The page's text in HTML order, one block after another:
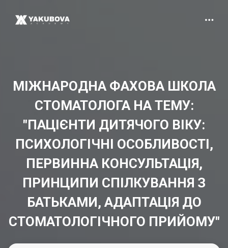
МІЖНАРОДНА ФАХОВА ШКОЛА
СТОМАТОЛОГА НА ТЕМУ:
"ПАЦІЄНТИ ДИТЯЧОГО ВІКУ:
ПСИХОЛОГІЧНІ ОСОБЛИВОСТІ,
ПЕРВИННА КОНСУЛЬТАЦІЯ,
ПРИНЦИПИ СПІЛКУВАННЯ З
БАТЬКАМИ, АДАПТАЦІЯ ДО
СТОМАТОЛОГІЧНОГО ПРИЙОМУ"